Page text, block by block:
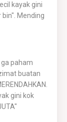
kayak gini
Mending
paham
buatan
gini kok